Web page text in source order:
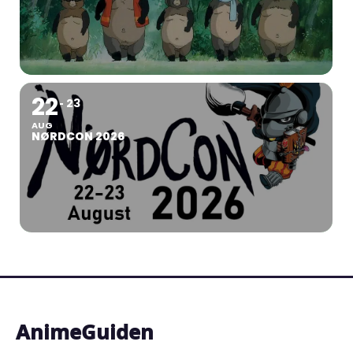
22
AUG
23
NØRDCON 2026
AnimeGuiden